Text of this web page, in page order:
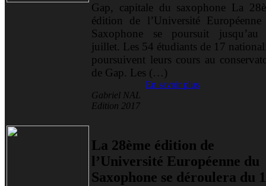
Gap, capitale du saxophone La
édition de l’Université
Saxophone se poursuit jusqu’au
juillet. Les 54 étudiants de 17
poursuivent leurs cours au
de Gap. Les (…)
En savoir plus
Gabriel NAL
Edition 2017
La 28ème édition de
l’Université Européenne du
Saxophone se déroulera du